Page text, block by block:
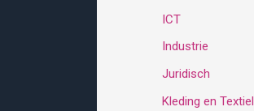
ICT
Industrie
Juridisch
Kleding en Textiel